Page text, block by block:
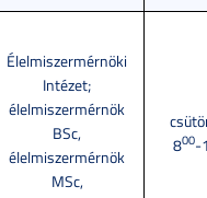
Élelmiszermérnöki
Intézet;
élelmiszermérnök
BSc,
élelmiszermérnök
MSc,
800-